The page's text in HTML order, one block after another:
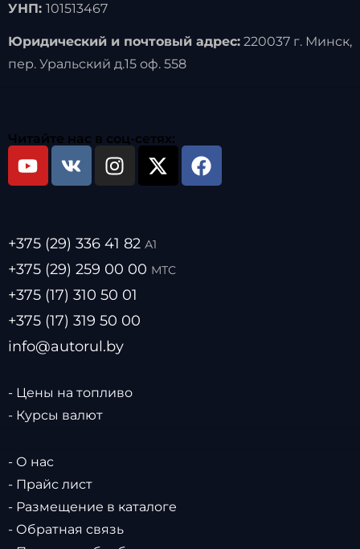
УНП: 101513467
Юридический и почтовый адрес:220037 г. Минск,
пер. Уральский д.15 оф. 558
Читайте нас в соц-сетях:
+375 (29) 336 41 82 А1
+375 (29) 259 00 00 МТС
+375 (17) 310 50 01
+375 (17) 319 50 00
info@autorul.by
- Цены на топливо
- Курсы валют
- О нас
- Прайс лист
- Размещение в каталоге
- Обратная связь